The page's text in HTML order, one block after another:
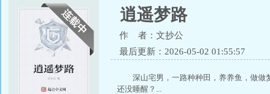
逍遥梦路
作 者：文抄公
最后更新：2026-05-02 01:55:57
深山宅男，一路种种田，养养鱼，做
还没睡醒？...